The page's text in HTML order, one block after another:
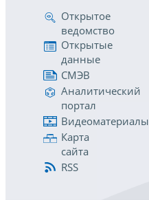
Открытое
ведомство
Открытые
данные
СМЭВ
Аналитический
портал
Видеоматериалы
Карта
сайта
RSS